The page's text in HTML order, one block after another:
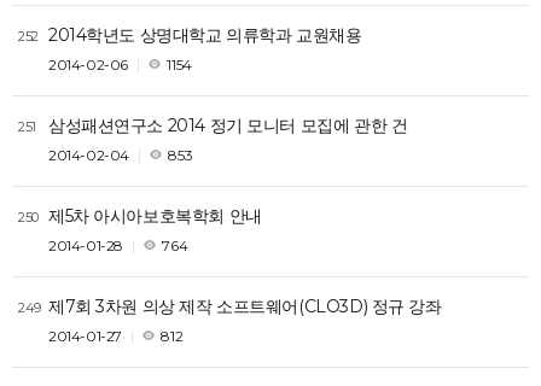
252 2014학년도 상명대학교 의류학과 교원채용
2014-02-06 1154
251 삼성패션연구소 2014 정기 모니터 모집에 관한 건
2014-02-04 853
250 제5차 아시아보호복학회 안내
2014-01-28 764
249 제7회 3차원 의상 제작 소프트웨어(CLO3D) 정규 강좌
2014-01-27 812